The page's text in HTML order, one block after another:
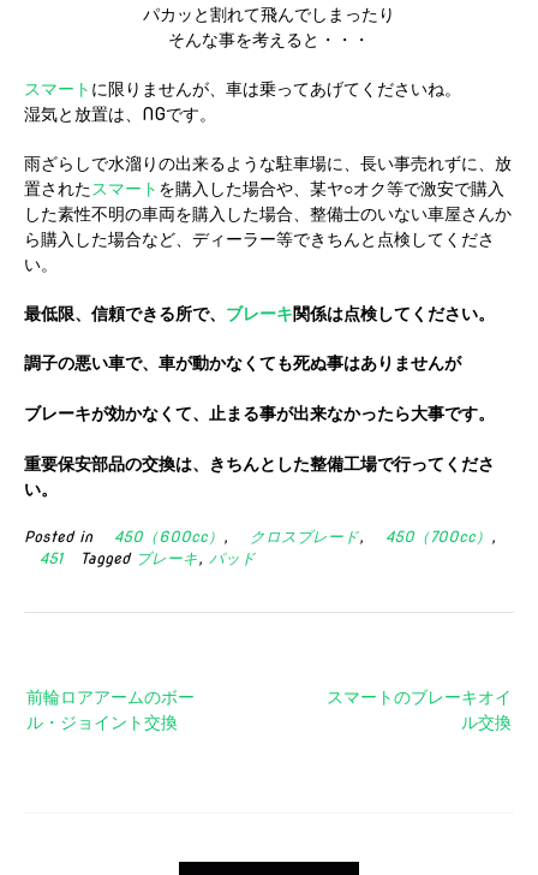
パカッと割れて飛んでしまったり
そんな事を考えると・・・
スマート に限りませんが、車は乗ってあげてくださいね。
湿気と放置は、NGです。
雨ざらしで水溜りの出来るような駐車場に、長い事売れずに、放
置されたスマート を購入した場合や、某ヤ○オク等で激安で購入
した素性不明の車両を購入した場合、整備士のいない車屋さんか
ら購入した場合など、ディーラー等できちんと点検してくださ
い。
最低限、信頼できる所で、 ブレーキ関係は点検してください。
調子の悪い車で、車が動かなくても死ぬ事はありませんが
ブレーキが効かなくて、止まる事が出来なかったら大事です。
重要保安部品の交換は、きちんとした整備工場で行ってくださ
い。
Posted in 450（600cc） , クロスブレード, 450（700cc） ,
451
Tagged ブレーキ, パッド
稿
スマートのブレーキオイ
ル交換
前輪ロアアームのボー
ル・ジョイント交換